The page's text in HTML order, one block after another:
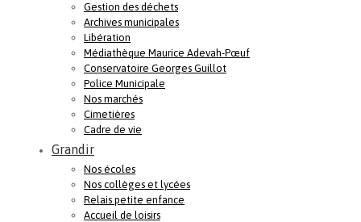
Gestion des déchets
Archives municipales
Libération
Médiathèque Maurice Adevah-Pœuf
Conservatoire Georges Guillot
Police Municipale
Nos marchés
Cimetières
Cadre de vie
Grandir
Nos écoles
Nos collèges et lycées
Relais petite enfance
Accueil de loisirs